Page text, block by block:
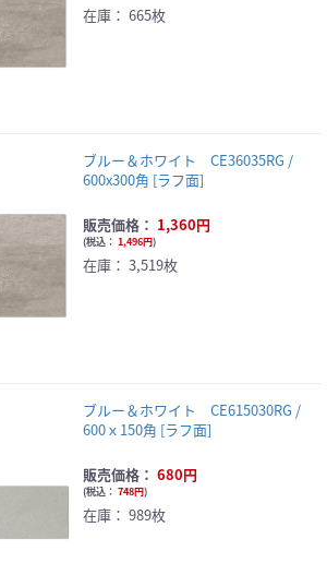
在庫： 665枚
ブルー＆ホワイト CE36035RG /
600x300角 [ラフ面]
販売価格： 1,360円
(税込： 1,496円)
在庫： 3,519枚
ブルー＆ホワイト CE615030RG /
600ｘ150角 [ラフ面]
販売価格： 680円
(税込： 748円)
在庫： 989枚